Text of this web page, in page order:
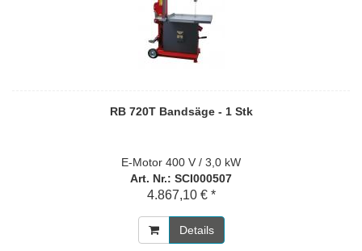
RB 720T Bandsäge - 1 Stk
E-Motor 400 V / 3,0 kW
Art. Nr.: SCI000507
4.867,10 € *
Details